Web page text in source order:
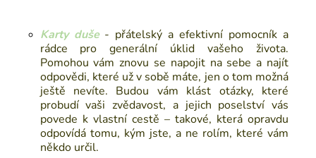
Karty duše - přátelský a efektivní pomocník a
rádce pro generální úklid vašeho života.
Pomohou vám znovu se napojit na sebe a najít
odpovědi, které už v sobě máte, jen o tom možná
ještě nevíte. Budou vám klást otázky, které
probudí vaši zvědavost, a jejich poselství vás
povede k vlastní cestě – takové, která opravdu
odpovídá tomu, kým jste, a ne rolím, které vám
někdo určil.